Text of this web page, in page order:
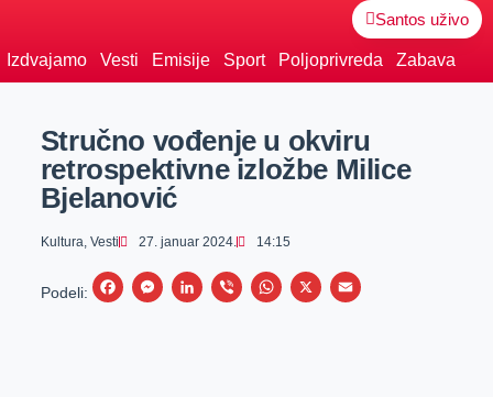
Santos uživo
Izdvajamo Vesti Emisije Sport Poljoprivreda Zabava
Stručno vođenje u okviru
retrospektivne izložbe Milice
Bjelanović
Kultura, Vesti 27. januar 2024. 14:15
Podeli:
F
M
L
V
W
X
E